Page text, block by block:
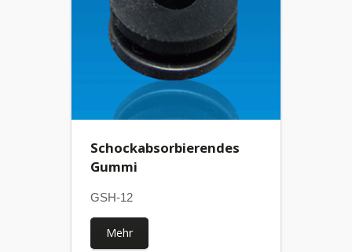
Schockabsorbierendes
Gummi
GSH-12
Mehr